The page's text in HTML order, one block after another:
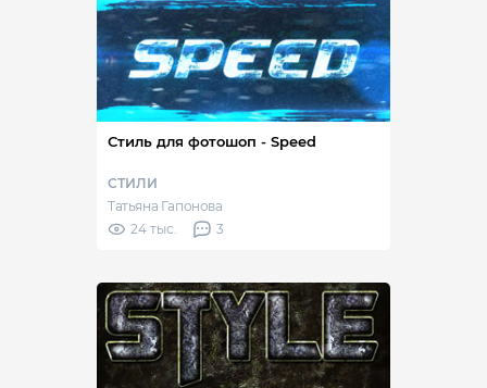
Стиль для фотошоп - Speed
СТИЛИ
Татьяна Гапонова
24 тыс.
3